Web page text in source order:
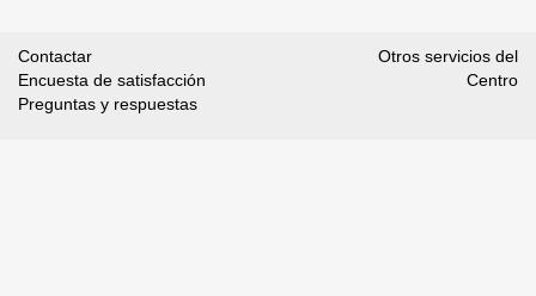
Contactar
Encuesta de satisfacción
Preguntas y respuestas
Otros servicios del
Centro